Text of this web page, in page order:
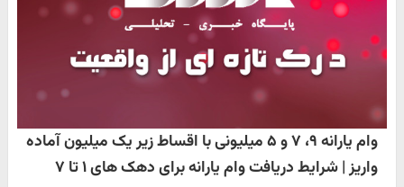
وام یارانه ۹، ۷ و ۵ میلیونی با اقساط زیر یک میلیون آماده
واریز | شرایط دریافت وام یارانه برای دهک های ۱ تا ۷